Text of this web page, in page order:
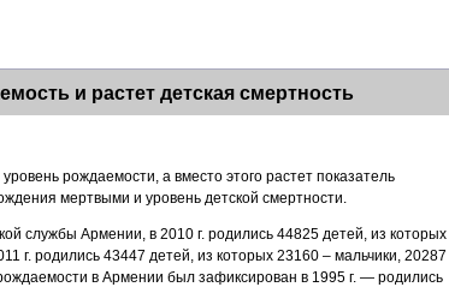
и растет детская смертность
рождаемости, а вместо этого растет показатель
мертвыми и уровень детской смертности.
службы Армении, в 2010 г. родились 44825 детей, из которых
г. родились 43447 детей, из которых 23160 – мальчики, 20287
в Армении был зафиксирован в 1995 г. — родились